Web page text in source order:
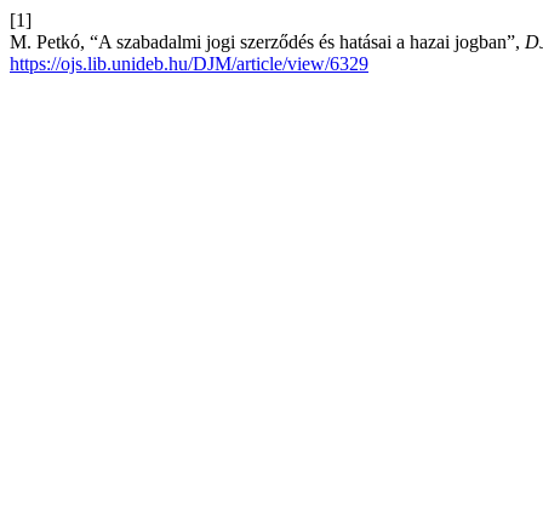
[1]
M. Petkó, “A szabadalmi jogi szerződés és hatásai a hazai jogban”,
https://ojs.lib.unideb.hu/DJM/article/view/6329